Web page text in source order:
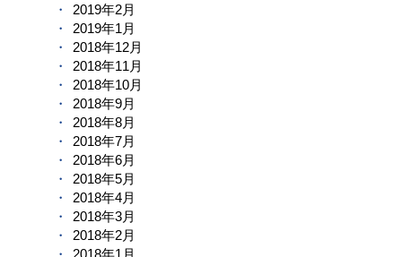
2019年2月
2019年1月
2018年12月
2018年11月
2018年10月
2018年9月
2018年8月
2018年7月
2018年6月
2018年5月
2018年4月
2018年3月
2018年2月
2018年1月